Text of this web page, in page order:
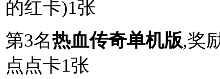
的红卡)1张
第3名热血传奇单机版,奖
点点卡1张